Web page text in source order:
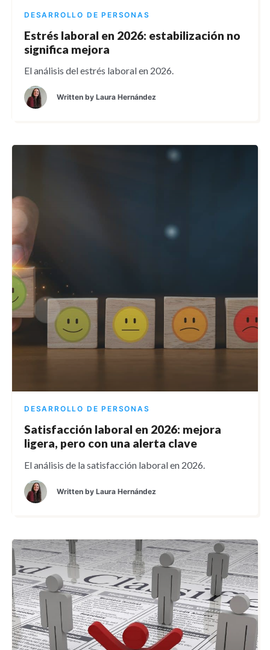
DESARROLLO DE PERSONAS
Estrés laboral en 2026: estabilización no
significa mejora
El análisis del estrés laboral en 2026.
Written by Laura Hernández
DESARROLLO DE PERSONAS
Satisfacción laboral en 2026: mejora
ligera, pero con una alerta clave
El análisis de la satisfacción laboral en 2026.
Written by Laura Hernández